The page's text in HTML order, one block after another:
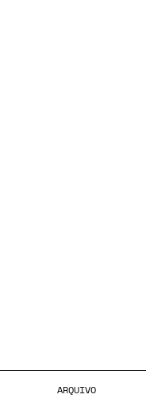
ARQUIVO